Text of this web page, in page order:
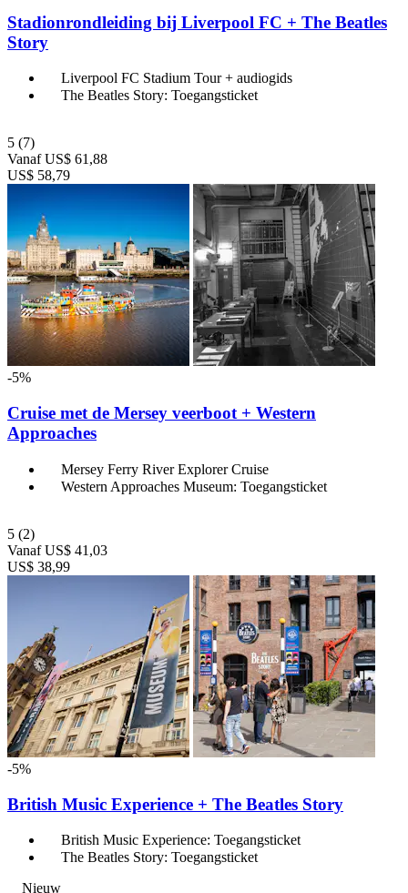
Stadionrondleiding bij Liverpool FC + The Beatles
Story
Liverpool FC Stadium Tour + audiogids
The Beatles Story: Toegangsticket
5 (7)
Vanaf US$ 61,88
US$ 58,79
-5%
Cruise met de Mersey veerboot + Western
Approaches
Mersey Ferry River Explorer Cruise
Western Approaches Museum: Toegangsticket
5 (2)
Vanaf US$ 41,03
US$ 38,99
-5%
British Music Experience + The Beatles Story
British Music Experience: Toegangsticket
The Beatles Story: Toegangsticket
Nieuw